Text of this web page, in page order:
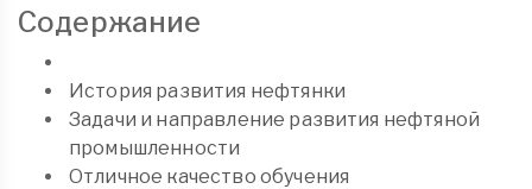
Содержание
История развития нефтянки
Задачи и направление развития нефтяной
промышленности
Отличное качество обучения